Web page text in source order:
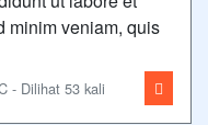
minim veniam, quis
- Dilihat 53 kali